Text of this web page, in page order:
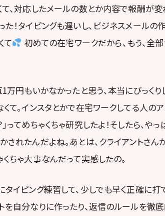
て、対応したメールの数とか内容で報酬が
た！タイピングも遅いし、ビジネスメール
て
初めての在宅ワークだから、もう、全
万円もいかなかったと思う、本当にびっくり
て。インスタとかで在宅ワークしてる人の
ってめちゃくちゃ研究したよ！そしたら、や
されたんだよね。あとは、クライアントさ
ちゃ大事なんだって実感したの。
イピング練習して、少しでも早く正確に打
を自分なりに作ったり、返信のルールを徹